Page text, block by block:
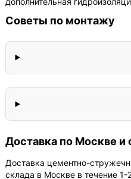
Советы по монтажу
Доставка по Москве и
Доставка цементно-
склада в Москве в течение